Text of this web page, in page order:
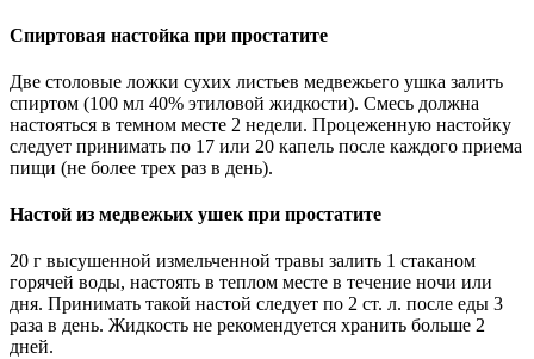
Спиртовая настойка при простатите
Две столовые ложки сухих листьев медвежьего ушка залить
спиртом (100 мл 40% этиловой жидкости). Смесь должна
настояться в темном месте 2 недели. Процеженную настойку
следует принимать по 17 или 20 капель после каждого приема
пищи (не более трех раз в день).
Настой из медвежьих ушек при простатите
20 г высушенной измельченной травы залить 1 стаканом
горячей воды, настоять в теплом месте в течение ночи или
дня. Принимать такой настой следует по 2 ст. л. после еды 3
раза в день. Жидкость не рекомендуется хранить больше 2
дней.